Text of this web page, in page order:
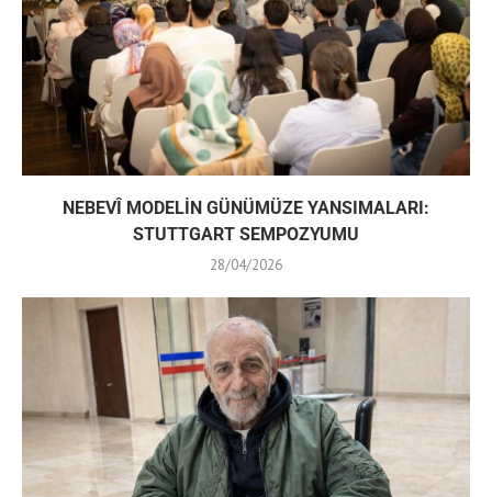
NEBEVÎ MODELİN GÜNÜMÜZE YANSIMALARI:
STUTTGART SEMPOZYUMU
28/04/2026